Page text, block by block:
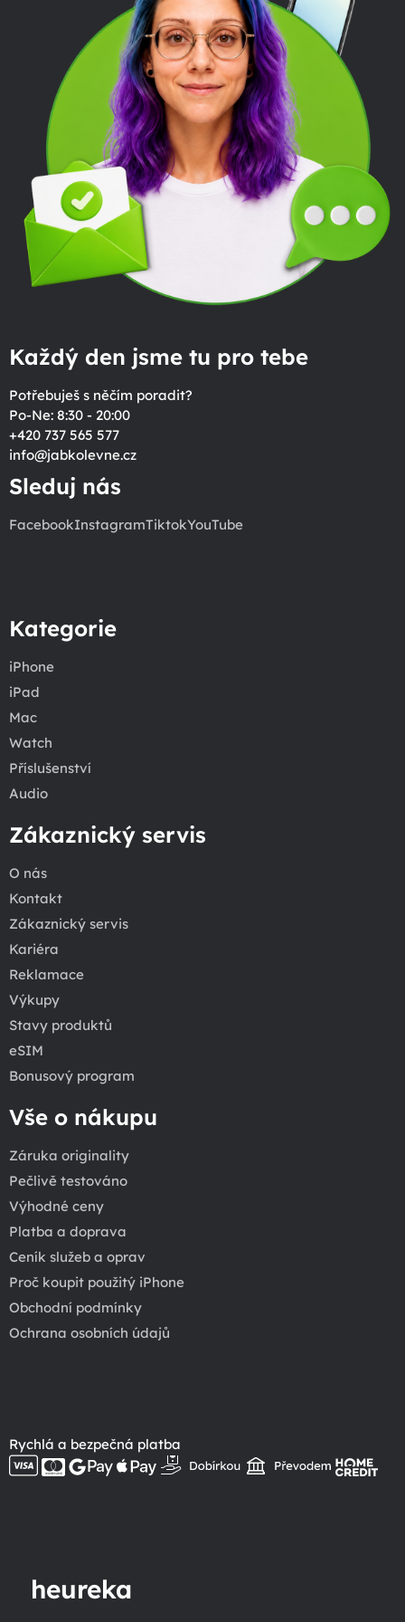
Každý den jsme tu pro tebe
Potřebuješ s něčím poradit?
Po-Ne: 8:30 - 20:00
+420 737 565 577
info@jabkolevne.cz
Sleduj nás
FacebookInstagramTiktokYouTube
Kategorie
iPhone
iPad
Mac
Watch
Příslušenství
Audio
Zákaznický servis
O nás
Kontakt
Zákaznický servis
Kariéra
Reklamace
Výkupy
Stavy produktů
eSIM
Bonusový program
Vše o nákupu
Záruka originality
Pečlivě testováno
Výhodné ceny
Platba a doprava
Ceník služeb a oprav
Proč koupit použitý iPhone
Obchodní podmínky
Ochrana osobních údajů
Rychlá a bezpečná platba
heureka